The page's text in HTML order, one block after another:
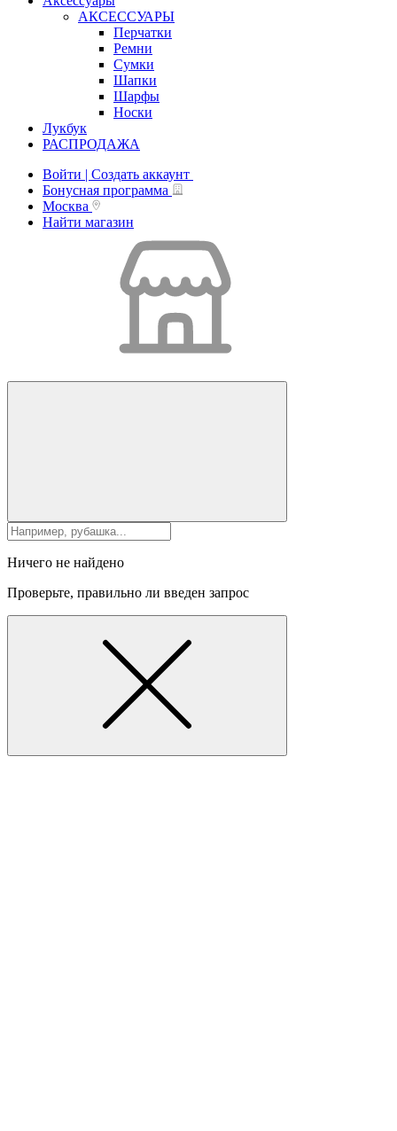
АКСЕССУАРЫ
Перчатки
Ремни
Сумки
Шапки
Шарфы
Носки
Лукбук
РАСПРОДАЖА
Войти | Создать аккаунт
Бонусная программа
Москва
Найти магазин
Ничего не найдено
Проверьте, правильно ли введен запрос